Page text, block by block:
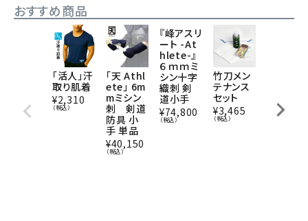
おすすめ商品
「活人」汗
取り肌着
¥2,310
（税込）
「天 Athl
ete」 6m
mミシン
刺 剣道
防具 小
手 単品
¥40,150
（税込）
『峰アスリ
ート -At
hlete-』
６ｍｍミ
シン十字
織刺 剣
道小手
¥74,800
（税込）
竹刀メン
テナンス
セット
¥3,465
（税込）
型/先中
吟仕組W